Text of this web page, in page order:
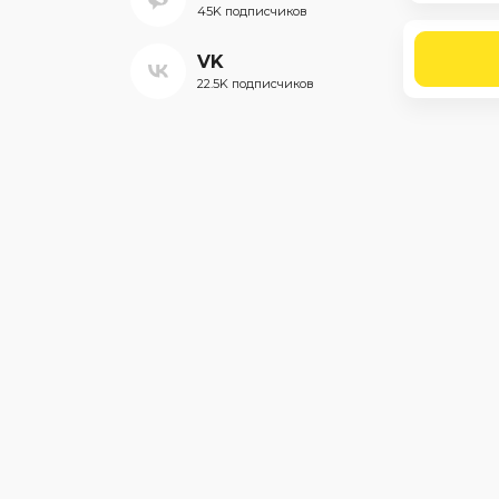
45K подписчиков
VK
22.5K подписчиков